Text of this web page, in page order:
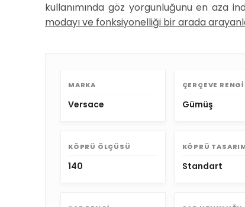
kullanımında göz yorgunluğunu en aza
modayı ve fonksiyonelliği bir arada
MARKA
Versace
ÇERÇEVE RENGI
Gümüş
KÖPRÜ ÖLÇÜSÜ
140
KÖPRÜ
Standart